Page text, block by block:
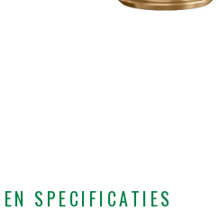
SPECIFICATIES